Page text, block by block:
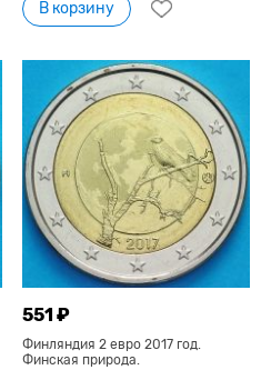
В корзину
551 ₽
Финляндия 2 евро 2017 год.
Финская природа.